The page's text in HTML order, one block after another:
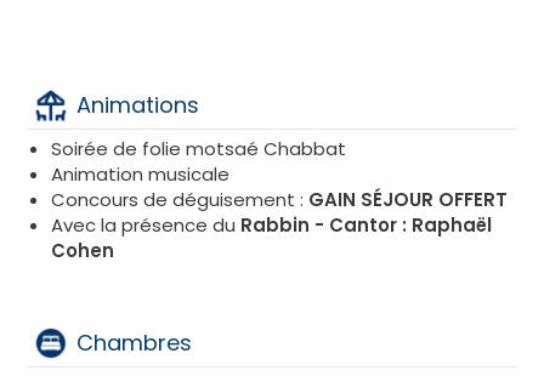
Animations
Soirée de folie motsaé Chabbat
Animation musicale
Concours de déguisement : GAIN SÉJOUR OFFERT
Avec la présence du Rabbin - Cantor : Raphaël
Cohen
Chambres